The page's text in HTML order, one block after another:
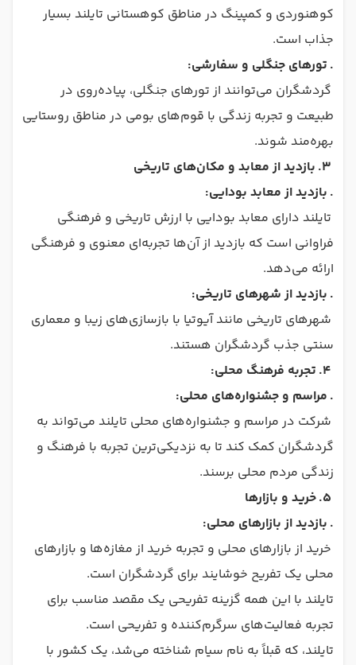
کوهنوردی و کمپینگ در مناطق کوهستانی تایلند بسیار
جذاب است.
. تورهای جنگلی و سفارشی:
گردشگران می‌توانند از تورهای جنگلی، پیاده‌روی در
طبیعت و تجربه زندگی با قوم‌های بومی در مناطق روستایی
بهره‌مند شوند.
بازدید از معابد و مکان‌های تاریخی
. بازدید از معابد بودایی:
تایلند دارای معابد بودایی با ارزش تاریخی و فرهنگی
فراوانی است که بازدید از آن‌ها تجربه‌ای معنوی و فرهنگی
ارائه می‌دهد.
. بازدید از شهرهای تاریخی:
شهرهای تاریخی مانند آیوتیا با بازسازی‌های زیبا و معماری
سنتی جذب گردشگران هستند.
تجربه فرهنگ محلی:
. مراسم و جشنواره‌های محلی:
شرکت در مراسم و جشنواره‌های محلی تایلند می‌تواند به
گردشگران کمک کند تا به نزدیکی‌ترین تجربه با فرهنگ و
زندگی مردم محلی برسند.
خرید و بازارها
. بازدید از بازارهای محلی:
خرید از بازارهای محلی و تجربه خرید از مغازه‌ها و بازارهای
محلی یک تفریح خوشایند برای گردشگران است.
تایلند با این همه گزینه تفریحی یک مقصد مناسب برای
تجربه فعالیت‌های سرگرم‌کننده و تفریحی است.
تایلند، که قبلاً به نام سیام شناخته می‌شد، یک کشور با